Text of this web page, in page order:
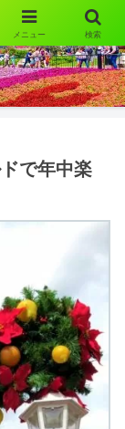
ります
で年中楽
メニュー 検索